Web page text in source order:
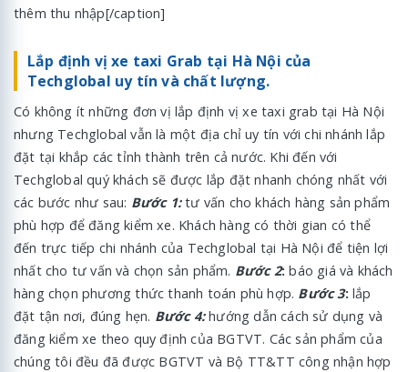
thêm thu nhập[/caption]
Lắp định vị xe taxi Grab tại Hà Nội của
Techglobal uy tín và chất lượng.
Có không ít những đơn vị lắp định vị xe taxi grab tại Hà Nội
nhưng Techglobal vẫn là một địa chỉ uy tín với chi nhánh lắp
đặt tại khắp các tỉnh thành trên cả nước. Khi đến với
Techglobal quý khách sẽ được lắp đặt nhanh chóng nhất với
các bước như sau: Bước 1:tư vấn cho khách hàng sản phẩm
phù hợp để đăng kiểm xe. Khách hàng có thời gian có thể
đến trực tiếp chi nhánh của Techglobal tại Hà Nội để tiện lợi
nhất cho tư vấn và chọn sản phẩm. Bước 2: báo giá và khách
hàng chọn phương thức thanh toán phù hợp. Bước 3: lắp
đặt tận nơi, đúng hẹn. Bước 4:hướng dẫn cách sử dụng và
đăng kiểm xe theo quy định của BGTVT. Các sản phẩm của
chúng tôi đều đã được BGTVT và Bộ TT&TT công nhận hợp